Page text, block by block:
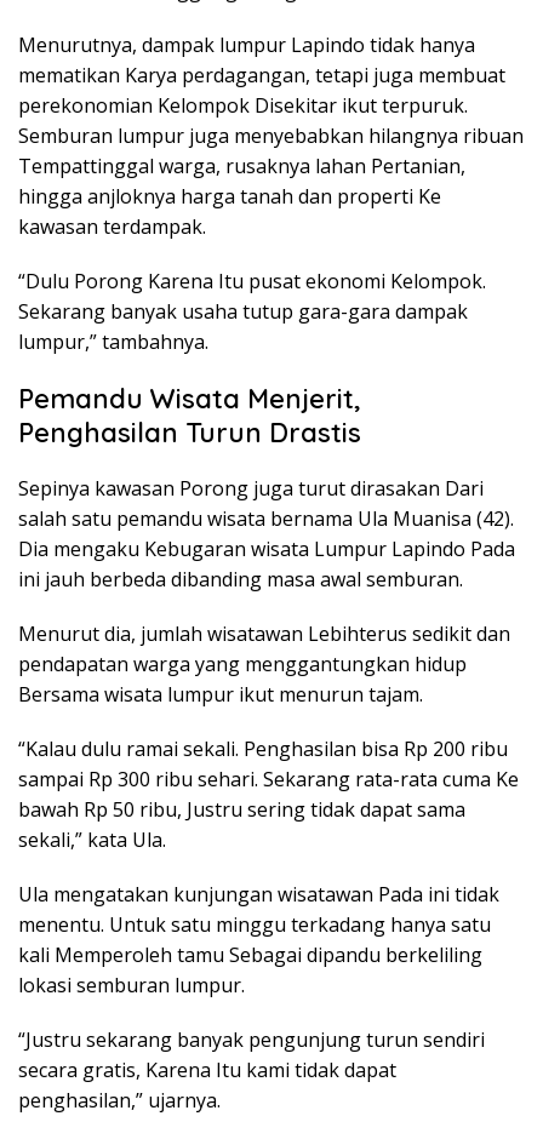
Menurutnya, dampak lumpur Lapindo tidak hanya
mematikan Karya perdagangan, tetapi juga membuat
perekonomian Kelompok Disekitar ikut terpuruk.
Semburan lumpur juga menyebabkan hilangnya ribuan
Tempattinggal warga, rusaknya lahan Pertanian,
hingga anjloknya harga tanah dan properti Ke
kawasan terdampak.
“Dulu Porong Karena Itu pusat ekonomi Kelompok.
Sekarang banyak usaha tutup gara-gara dampak
lumpur,” tambahnya.
Pemandu Wisata Menjerit,
Penghasilan Turun Drastis
Sepinya kawasan Porong juga turut dirasakan Dari
salah satu pemandu wisata bernama Ula Muanisa (42).
Dia mengaku Kebugaran wisata Lumpur Lapindo Pada
ini jauh berbeda dibanding masa awal semburan.
Menurut dia, jumlah wisatawan Lebihterus sedikit dan
pendapatan warga yang menggantungkan hidup
Bersama wisata lumpur ikut menurun tajam.
“Kalau dulu ramai sekali. Penghasilan bisa Rp 200 ribu
sampai Rp 300 ribu sehari. Sekarang rata-rata cuma Ke
bawah Rp 50 ribu, Justru sering tidak dapat sama
sekali,” kata Ula.
Ula mengatakan kunjungan wisatawan Pada ini tidak
menentu. Untuk satu minggu terkadang hanya satu
kali Memperoleh tamu Sebagai dipandu berkeliling
lokasi semburan lumpur.
“Justru sekarang banyak pengunjung turun sendiri
secara gratis, Karena Itu kami tidak dapat
penghasilan,” ujarnya.